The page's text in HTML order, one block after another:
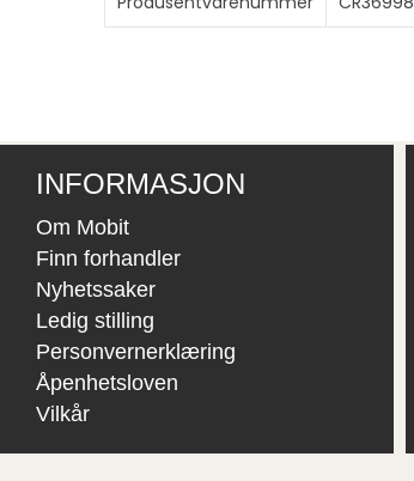
INFORMASJON
Om Mobit
Finn forhandler
Nyhetssaker
Ledig stilling
Personvernerklæring
Åpenhetsloven
Vilkår